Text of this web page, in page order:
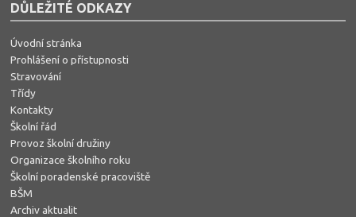
DŮLEŽITÉ ODKAZY
Úvodní stránka
Prohlášení o přístupnosti
Stravování
Třídy
Kontakty
Školní řád
Provoz školní družiny
Organizace školního roku
Školní poradenské pracoviště
BŠM
Archiv aktualit